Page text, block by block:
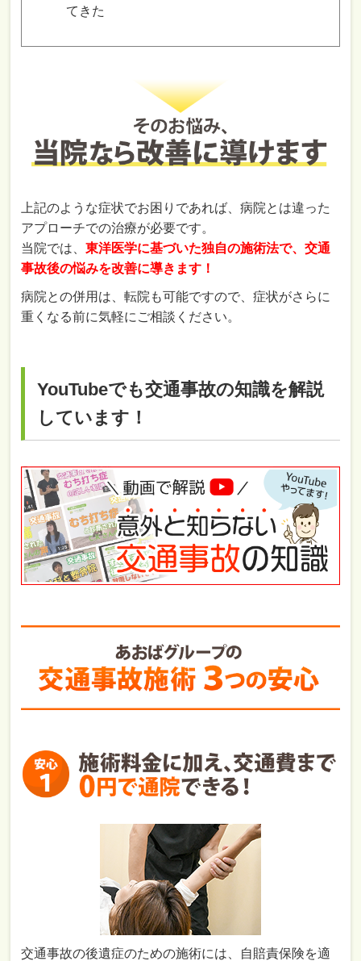
てきた
上記のような症状でお困りであれば、病院とは違った
アプローチでの治療が必要です。
当院では、東洋医学に基づいた独自の施術法で、交通
事故後の悩みを改善に導きます！
病院との併用は、転院も可能ですので、症状がさらに
重くなる前に気軽にご相談ください。
YouTubeでも交通事故の知識を解説
しています！
交通事故の後遺症のための施術には、自賠責保険を適